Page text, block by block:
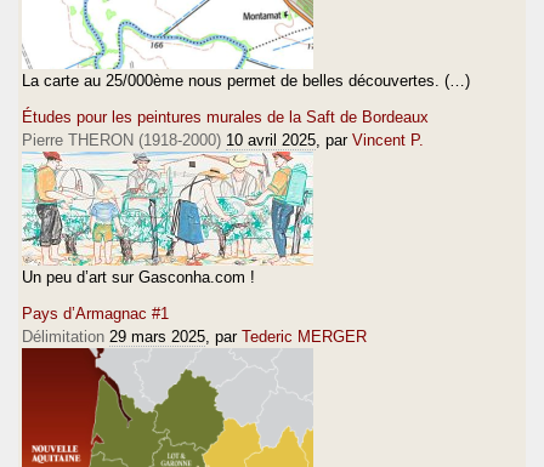
La carte au 25/000ème nous permet de belles découvertes. (…)
Études pour les peintures murales de la Saft de Bordeaux
Pierre THERON (1918-2000) 10 avril 2025 , par Vincent P.
Un peu d’art sur Gasconha.com !
Pays d’Armagnac #1
Délimitation 29 mars 2025 , par Tederic MERGER